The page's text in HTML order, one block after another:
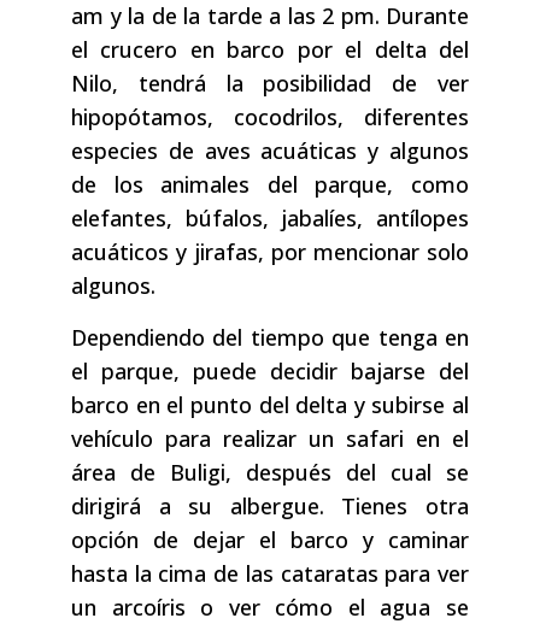
am y la de la tarde a las 2 pm. Durante
el crucero en barco por el delta del
Nilo, tendrá la posibilidad de ver
hipopótamos, cocodrilos, diferentes
especies de aves acuáticas y algunos
de los animales del parque, como
elefantes, búfalos, jabalíes, antílopes
acuáticos y jirafas, por mencionar solo
algunos.
Dependiendo del tiempo que tenga en
el parque, puede decidir bajarse del
barco en el punto del delta y subirse al
vehículo para realizar un safari en el
área de Buligi, después del cual se
dirigirá a su albergue. Tienes otra
opción de dejar el barco y caminar
hasta la cima de las cataratas para ver
un arcoíris o ver cómo el agua se